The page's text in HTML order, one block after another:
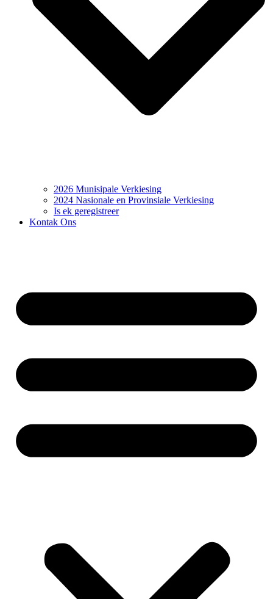
2026 Munisipale Verkiesing
2024 Nasionale en Provinsiale Verkiesing
Is ek geregistreer
Kontak Ons